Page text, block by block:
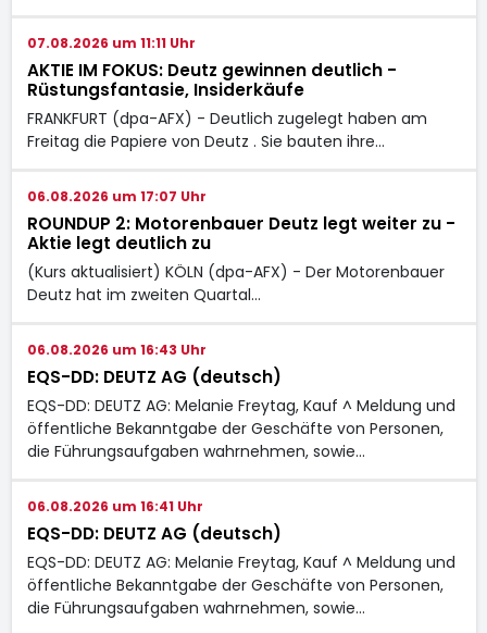
07.08.2026 um 11:11 Uhr
AKTIE IM FOKUS: Deutz gewinnen deutlich -
Rüstungsfantasie, Insiderkäufe
FRANKFURT (dpa-AFX) - Deutlich zugelegt haben am
Freitag die Papiere von Deutz . Sie bauten ihre…
06.08.2026 um 17:07 Uhr
ROUNDUP 2: Motorenbauer Deutz legt weiter zu -
Aktie legt deutlich zu
(Kurs aktualisiert) KÖLN (dpa-AFX) - Der Motorenbauer
Deutz hat im zweiten Quartal…
06.08.2026 um 16:43 Uhr
EQS-DD: DEUTZ AG (deutsch)
EQS-DD: DEUTZ AG: Melanie Freytag, Kauf ^ Meldung und
öffentliche Bekanntgabe der Geschäfte von Personen,
die Führungsaufgaben wahrnehmen, sowie…
06.08.2026 um 16:41 Uhr
EQS-DD: DEUTZ AG (deutsch)
EQS-DD: DEUTZ AG: Melanie Freytag, Kauf ^ Meldung und
öffentliche Bekanntgabe der Geschäfte von Personen,
die Führungsaufgaben wahrnehmen, sowie…